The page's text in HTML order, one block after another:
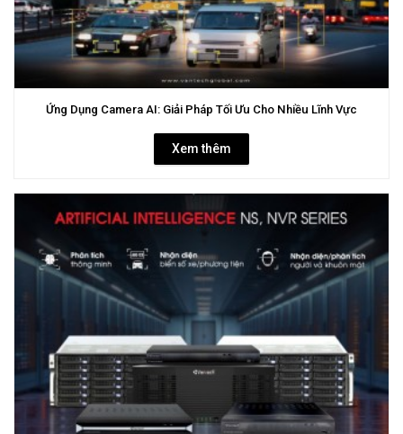
Ứng Dụng Camera AI: Giải Pháp Tối Ưu Cho Nhiều Lĩnh Vực
Xem thêm